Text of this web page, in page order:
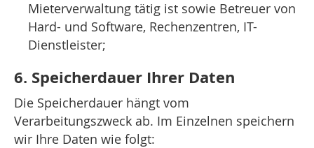
Mieterverwaltung tätig ist sowie Betreuer von
Hard- und Software, Rechenzentren, IT-
Dienstleister;
6. Speicherdauer Ihrer Daten
Die Speicherdauer hängt vom
Verarbeitungszweck ab. Im Einzelnen speichern
wir Ihre Daten wie folgt: